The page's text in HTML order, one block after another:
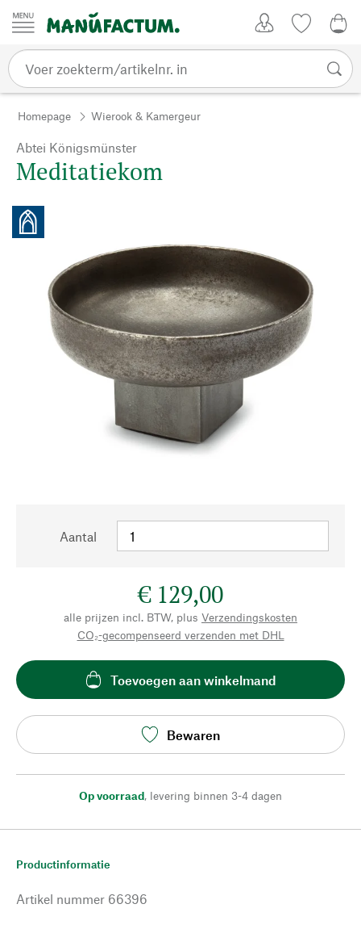
Passer au contenu
Homepage Wierook & Kamergeur
Abtei Königsmünster
Meditatiekom
Aantal
€ 129,00
alle prijzen incl. BTW, plus Verzendingskosten
CO₂-gecompenseerd verzenden met DHL
Toevoegen aan winkelmand
Bewaren
Op voorraad, levering binnen 3-4 dagen
Productinformatie
Artikel nummer 66396